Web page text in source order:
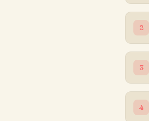
2
3
4